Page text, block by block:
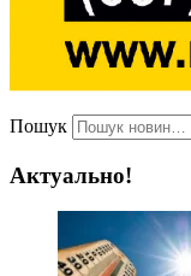
Пошук
Актуально!